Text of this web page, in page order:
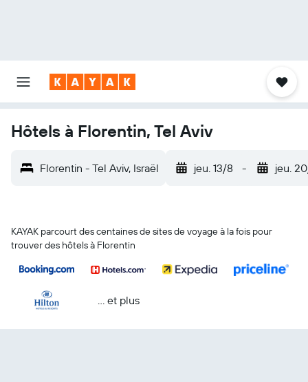
Hôtels à Florentin, Tel Aviv
Florentin - Tel Aviv, Israël jeu. 13/8 - jeu.
KAYAK parcourt des centaines de sites de voyage à la fois pour
trouver des hôtels à Florentin
… et plus